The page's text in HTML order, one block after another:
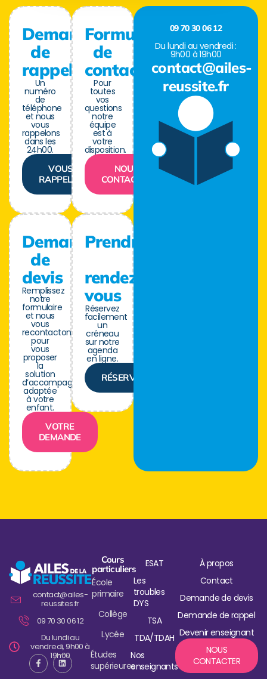
Demande
de
rappel
Un
numéro
de
téléphone
et nous
vous
rappelons
dans les
24h00.
VOUS
RAPPELER
Demande
de
devis
Remplissez
notre
formulaire
et nous
vous
recontactons
pour
vous
proposer
la
solution
d’accompagnement
adaptée
à votre
enfant.
VOTRE
DEMANDE
Formulaire
de
contact
Pour
toutes
vos
questions
notre
équipe
est à
votre
disposition.
NOUS
CONTACTER
Prendre
rendez-
vous
Réservez
facilement
un
créneau
sur notre
agenda
en ligne.
RÉSERVER
09 70 30 06 12
Du lundi au vendredi :
9h00 à 19h00
contact@ailes-
reussite.fr
contact@ailes-
reussites.fr
09 70 30 06 12
Du lundi au
vendredi, 9h00 à
19h00
Cours
particuliers
École
primaire
Collège
Lycée
Études
supérieures
ESAT
Les
troubles
DYS
TSA
TDA/TDAH
Nos
enseignants
À propos
Contact
Demande de devis
Demande de rappel
Devenir enseignant
NOUS
CONTACTER